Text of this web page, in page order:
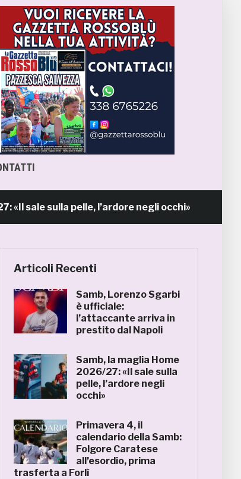
sulla pelle, l’ardore negli occhi» 14 ore fa
Articoli Recenti
Samb, Lorenzo Sgarbi
è ufficiale:
l’attaccante arriva in
prestito dal Napoli
Samb, la maglia Home
2026/27: «Il sale sulla
pelle, l’ardore negli
occhi»
Primavera 4, il
calendario della Samb:
Folgore Caratese
all’esordio, prima
trasferta a Forlì